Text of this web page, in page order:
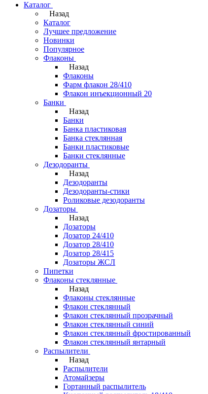
Каталог
Назад
Каталог
Лучшее предложение
Новинки
Популярное
Флаконы
Назад
Флаконы
Фарм флакон 28/410
Флакон инъекционный 20
Банки
Назад
Банки
Банка пластиковая
Банка стеклянная
Банки пластиковые
Банки стеклянные
Дезодоранты
Назад
Дезодоранты
Дезодоранты-стики
Роликовые дезодоранты
Дозаторы
Назад
Дозаторы
Дозатор 24/410
Дозатор 28/410
Дозатор 28/415
Дозаторы ЖСЛ
Пипетки
Флаконы стеклянные
Назад
Флаконы стеклянные
Флакон стеклянный
Флакон стеклянный прозрачный
Флакон стеклянный синий
Флакон стеклянный фростированный
Флакон стеклянный янтарный
Распылители
Назад
Распылители
Атомайзеры
Гортанный распылитель